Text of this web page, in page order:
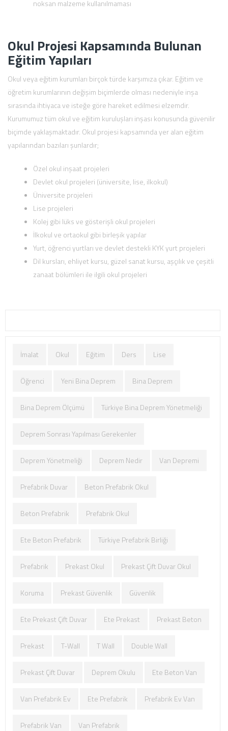
noksan malzeme kullanılmaması
Okul Projesi Kapsamında Bulunan
Eğitim Yapıları
Okul veya eğitim kurumları birçok türde karşımıza çıkar. Eğitim ve
öğretim kurumlarının değişim biçimlerde olması nedeniyle inşa
sırasında ihtiyaca ve isteğe göre hareket edilmesi elzemdir.
Kurumumuz tüm okul ve eğitim kuruluşları inşası konusunda güvenilir
biçimde yaklaşmaktadır. Okul projesi kapsamında yer alan eğitim
yapılarından bazıları şunlardır;
Özel okul inşaat projeleri
Devlet okul projeleri (üniversite, lise, ilkokul)
Üniversite projeleri
Lise projeleri
Kolej gibi lüks ve gösterişli okul projeleri
İlkokul ve ortaokul gibi birleşik yapılar
Yurt, öğrenci yurtları ve devlet destekli KYK yurt projeleri
Dil kursları, ehliyet kursu, güzel sanat kursu, aşçılık ve çeşitli
zanaat bölümleri ile ilgili okul projeleri
İmalat Okul Eğitim Ders Lise
Öğrenci Yeni Bina Deprem Bina Deprem
Bina Deprem Ölçümü Türkiye Bina Deprem Yönetmeliği
Deprem Sonrası Yapılması Gerekenler
Deprem Yönetmeliği Deprem Nedir Van Depremi
Prefabrik Duvar Beton Prefabrik Okul
Beton Prefabrik Prefabrik Okul
Ete Beton Prefabrik Türkiye Prefabrik Birliği
Prefabrik Prekast Okul Prekast Çift Duvar Okul
Koruma Prekast Güvenlik Güvenlik
Ete Prekast Çift Duvar Ete Prekast Prekast Beton
Prekast T-Wall T Wall Double Wall
Prekast Çift Duvar Deprem Okulu Ete Beton Van
Van Prefabrik Ev Ete Prefabrik Prefabrik Ev Van
Prefabrik Van Van Prefabrik